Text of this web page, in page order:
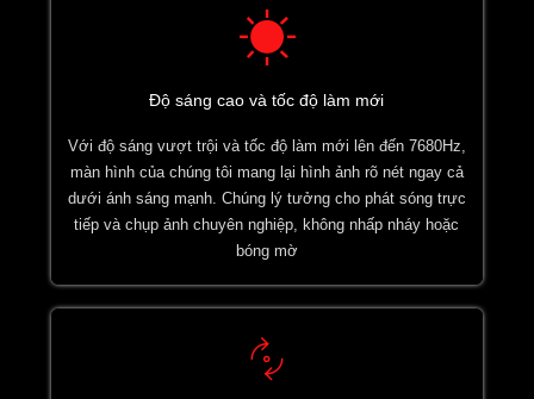
Độ sáng cao và tốc độ làm mới
Với độ sáng vượt trội và tốc độ làm mới lên đến 7680Hz,
màn hình của chúng tôi mang lại hình ảnh rõ nét ngay cả
dưới ánh sáng mạnh. Chúng lý tưởng cho phát sóng trực
tiếp và chụp ảnh chuyên nghiệp, không nhấp nháy hoặc
bóng mờ